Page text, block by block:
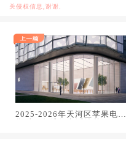
关侵权信息,谢谢.
2025-2026年天河区苹果电脑